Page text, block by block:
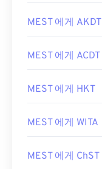
MEST 에게 AKDT
MEST 에게 ACDT
MEST 에게 HKT
MEST 에게 WITA
MEST 에게 ChST